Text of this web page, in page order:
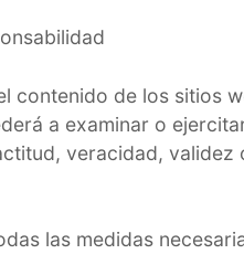
contenido de los
a examinar o
veracidad,
las medidas